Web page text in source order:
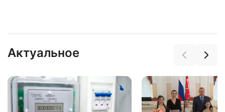
Актуальное
Нажимая на кнопку "Отправить" вы
соглашаетесь с политикой конфиденциальности